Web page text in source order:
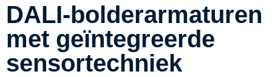
DALI-bolderarmaturen
met geïntegreerde
sensortechniek